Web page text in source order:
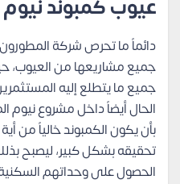
عيوب كمبوند نيوم
دائماً ما تحرص شركة
جميع مشاريعها من العيوب،
جميع ما يتطلع إليه
الحال أيضاً داخل مشروع
بأن يكون الكمبوند خالياً من
تحقيقه بشكل كبير، ليصبح
الحصول على وحداتهم